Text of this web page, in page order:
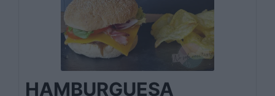
HAMBURGUESA